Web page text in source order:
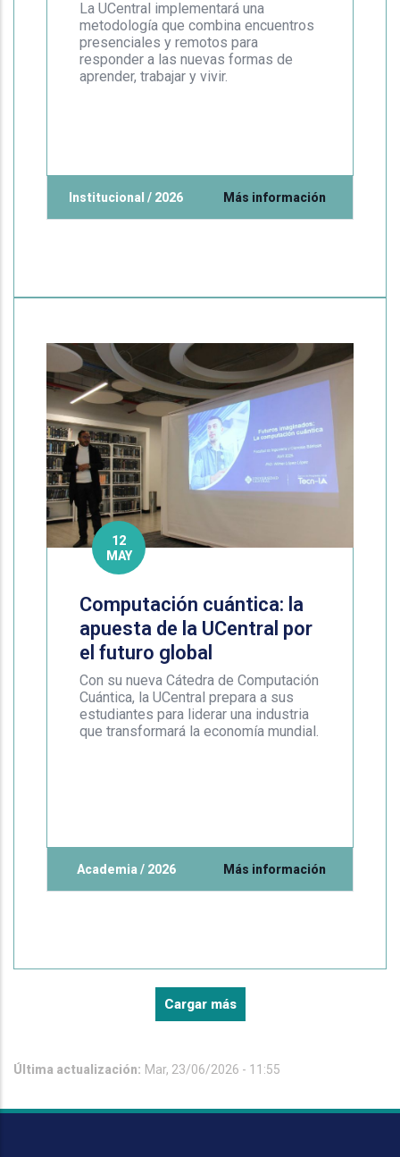
La UCentral implementará una
metodología que combina encuentros
presenciales y remotos para
responder a las nuevas formas de
aprender, trabajar y vivir.
Institucional / 2026 Más información
12
MAY
Computación cuántica: la
apuesta de la UCentral por
el futuro global
Con su nueva Cátedra de Computación
Cuántica, la UCentral prepara a sus
estudiantes para liderar una industria
que transformará la economía mundial.
Academia / 2026 Más información
Cargar más
Última actualización: Mar, 23/06/2026 - 11:55